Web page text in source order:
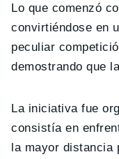
Lo que comenzó
convirtiéndose en
peculiar
demostrando que
La iniciativa fue
consistía en
la mayor distancia